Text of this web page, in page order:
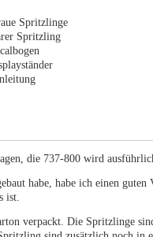
Spritzlinge
Spritzling
die 737-800 wird
habe, habe ich einen
ist.
verpackt. Die Spritzlinge